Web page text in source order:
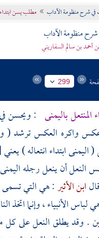
في شرح منظومة الآداب مطلب يسن ابتداء
شرح منظومة الآداب
أحمد بن سالم السفاريني
299
المنتعل باليمنى : ويحسن في
عكس واكره العكس ترشد
ابتداء انتعاله ) يعني
النعل أن ينعل رجله
ابن الأثير: هي التي تسمى
لباس الأنبياء ، وإنما اتخذ
. وقد يطلق النعل على كل